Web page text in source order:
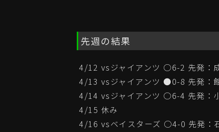
先週の結果
4/12 vsジャイアンツ ○6-2 先発：
4/13 vsジャイアンツ ●0-8 先発：
4/14 vsジャイアンツ ○6-4 先発：
4/15 休み
4/16 vsベイスターズ ○4-0 先発：